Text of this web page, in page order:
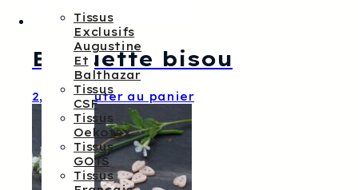
Tissus
Exclusifs
Augustine
Et
Balthazar
Tissus
CSF
Tissus
Oekotex
Tissus
GOTS
Tissus
Etiquette bisou
2,00 € Ajouter au panier